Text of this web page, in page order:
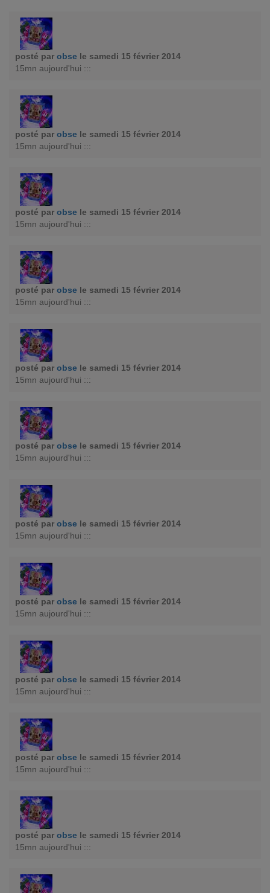
posté par obse le samedi 15 février 2014
15mn aujourd'hui :::
posté par obse le samedi 15 février 2014
15mn aujourd'hui :::
posté par obse le samedi 15 février 2014
15mn aujourd'hui :::
posté par obse le samedi 15 février 2014
15mn aujourd'hui :::
posté par obse le samedi 15 février 2014
15mn aujourd'hui :::
posté par obse le samedi 15 février 2014
15mn aujourd'hui :::
posté par obse le samedi 15 février 2014
15mn aujourd'hui :::
posté par obse le samedi 15 février 2014
15mn aujourd'hui :::
posté par obse le samedi 15 février 2014
15mn aujourd'hui :::
posté par obse le samedi 15 février 2014
15mn aujourd'hui :::
posté par obse le samedi 15 février 2014
15mn aujourd'hui :::